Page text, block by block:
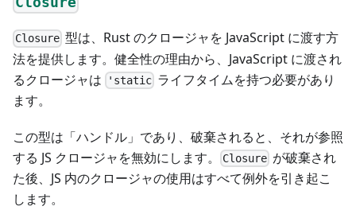
Closure 型は、Rust のクロージャを JavaScript に渡す方
法を提供します。健全性の理由から、JavaScript に渡され
るクロージャは
'static ライフタイムを持つ必要があり
ます。
この型は「ハンドル」であり、破棄されると、それが参照
する JS クロージャを無効にします。
Closure が破棄され
た後、JS 内のクロージャの使用はすべて例外を引き起こ
します。